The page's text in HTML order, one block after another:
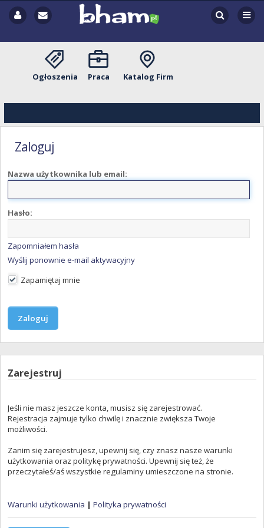
Ogłoszenia Praca Katalog Firm
Zaloguj
Nazwa użytkownika lub email:
Hasło:
Zapomniałem hasła
Wyślij ponownie e-mail aktywacyjny
Zapamiętaj mnie
Zarejestruj
Jeśli nie masz jeszcze konta, musisz się zarejestrować.
Rejestracja zajmuje tylko chwilę i znacznie zwiększa Twoje
możliwości.
Zanim się zarejestrujesz, upewnij się, czy znasz nasze warunki
użytkowania oraz politykę prywatności. Upewnij się też, że
przeczytałeś/aś wszystkie regulaminy umieszczone na stronie.
Warunki użytkowania | Polityka prywatności